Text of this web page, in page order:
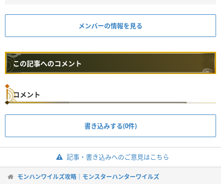
メンバーの情報を見る
この記事へのコメント
コメント
書き込みする(0件)
記事・書き込みへのご意見はこちら
モンハンワイルズ攻略｜モンスターハンターワイルズ